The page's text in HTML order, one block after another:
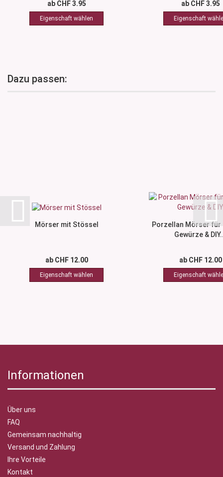
ab CHF 3.95 ab CHF 3.95
Dazu passen:
Mörser mit Stössel
ab CHF 12.00
Porzellan Mörser für
Gewürze &
ab CHF 12.00
Informationen
Über uns
FAQ
Gemeinsam nachhaltig
Versand und Zahlung
Ihre Vorteile
Kontakt